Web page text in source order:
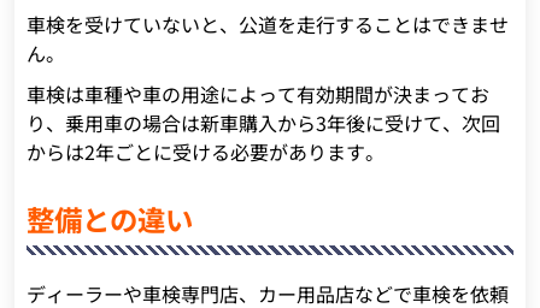
車検を受けていないと、公道を走行することはできませ
ん。
車検は車種や車の用途によって有効期間が決まってお
り、乗用車の場合は新車購入から3年後に受けて、次回
からは2年ごとに受ける必要があります。
整備との違い
ディーラーや車検専門店、カー用品店などで車検を依頼